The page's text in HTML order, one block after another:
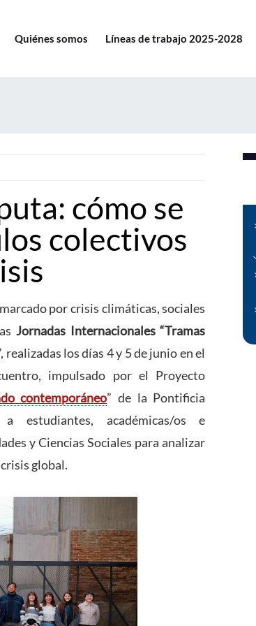
Quiénes somos Líneas de trabajo 2025-2028
cómo se
colectivos
por crisis climáticas, sociales
Jornadas Internacionales “Tramas
realizadas los días 4 y 5 de junio en el
impulsado por el Proyecto
contemporáneo” de la Pontificia
estudiantes, académicas/os e
y Ciencias Sociales para analizar
global.